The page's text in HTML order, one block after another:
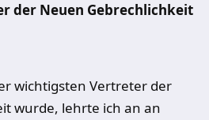
der Neuen Gebrechlichkeit
wichtigsten Vertreter der
wurde, lehrte ich an an